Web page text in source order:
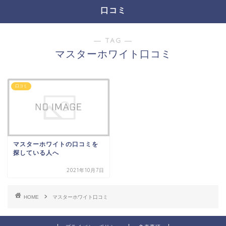
口コミ
― TAG ―
マスターホワイト口コミ
口コミ
マスターホワイトの口コミを
探している人へ
2021年10月7日
HOME マスターホワイト口コミ